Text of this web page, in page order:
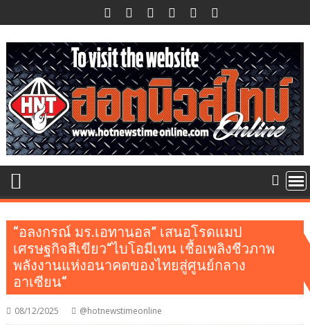
to
content
“อลงกรณ์ มร.เอทานอล” เสนอโรดแมป
เศรษฐกิจสีเขียว“ไบโอมีเทน เชื้อเพลิงชีวภาพ
พลังงานแห่งอนาคตของไทยสู่ศูนย์กลาง
อาเซียน“
08/12/2025 @hotnewstimeonline